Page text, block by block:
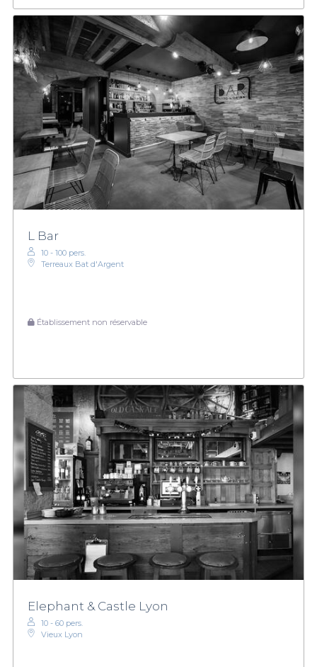
L Bar
10 - 100 pers.
Terreaux Bat d'Argent
Établissement non réservable
Elephant & Castle Lyon
10 - 60 pers.
Vieux Lyon